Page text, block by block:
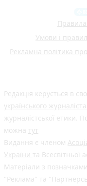
Умови і
Рекламна політика
Редакція керується в
українського журналіста"
журналістської етики.
можна тут
Видання є членом
України та Всесвітньої
Матеріали з
"Реклама" та